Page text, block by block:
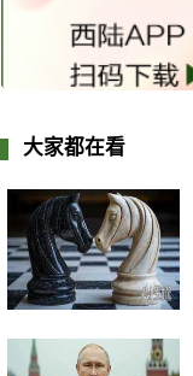
大家都在看